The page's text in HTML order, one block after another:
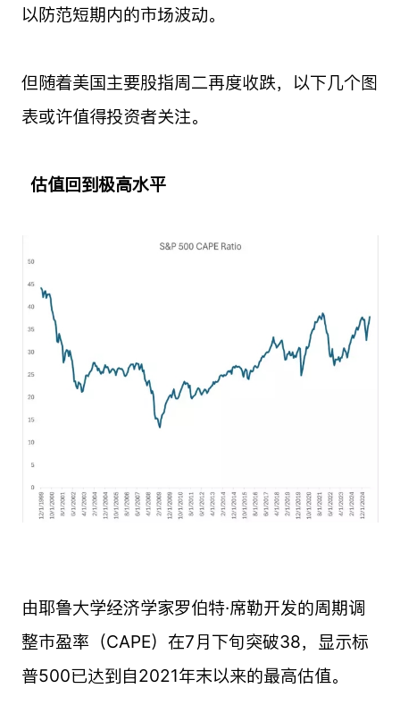
以防范短期内的市场波动。
但随着美国主要股指周二再度收跌，以下几个图
表或许值得投资者关注。
估值回到极高水平
由耶鲁大学经济学家罗伯特·席勒开发的周期调
整市盈率（CAPE）在7月下旬突破38，显示标
普500已达到自2021年末以来的最高估值。